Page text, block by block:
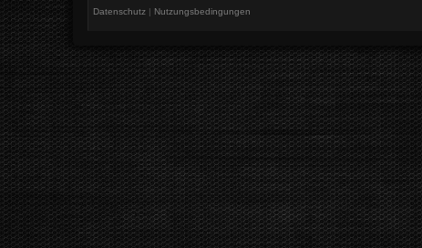
Datenschutz | Nutzungsbedingungen